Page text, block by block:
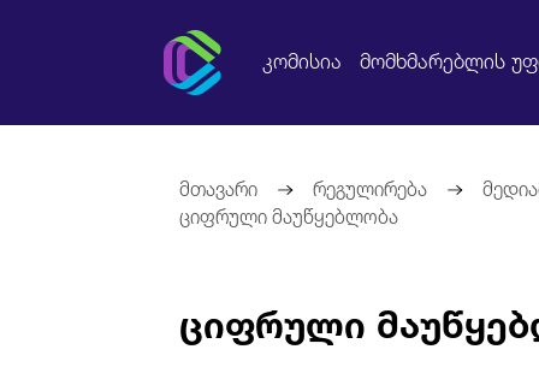
კომისია მომხმარებლის
მთავარი რეგულირება
ციფრული მაუწყებლობა
ციფრული